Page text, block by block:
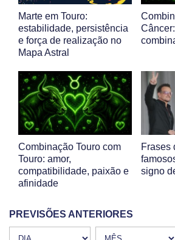
Marte em Touro:
estabilidade, persistência
e força de realização no
Mapa Astral
Combinação Touro com
Touro: amor,
compatibilidade, paixão e
afinidade
Frases
signo
PREVISÕES ANTERIORES